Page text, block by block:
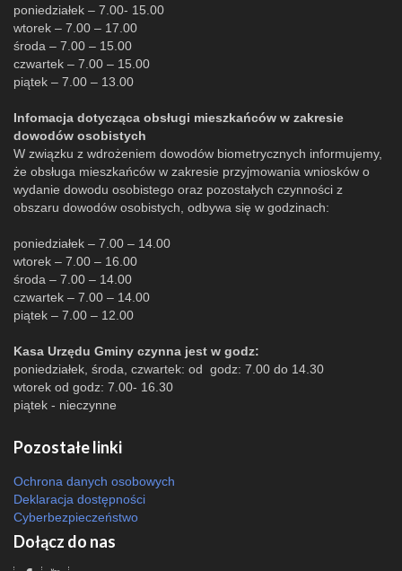
poniedziałek – 7.00- 15.00
wtorek – 7.00 – 17.00
środa – 7.00 – 15.00
czwartek – 7.00 – 15.00
piątek – 7.00 – 13.00
Infomacja dotycząca obsługi mieszkańców w zakresie
dowodów osobistych
W związku z wdrożeniem dowodów biometrycznych informujemy,
że obsługa mieszkańców w zakresie przyjmowania wniosków o
wydanie dowodu osobistego oraz pozostałych czynności z
obszaru dowodów osobistych, odbywa się w godzinach:
poniedziałek – 7.00 – 14.00
wtorek – 7.00 – 16.00
środa – 7.00 – 14.00
czwartek – 7.00 – 14.00
piątek – 7.00 – 12.00
Kasa Urzędu Gminy czynna jest w godz:
poniedziałek, środa, czwartek: od godz: 7.00 do 14.30
wtorek od godz: 7.00- 16.30
piątek - nieczynne
Pozostałe linki
Ochrona danych osobowych
Deklaracja dostępności
Cyberbezpieczeństwo
Dołącz do nas